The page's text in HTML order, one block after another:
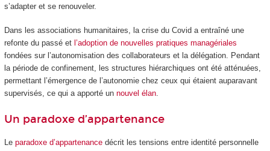
s’adapter et se renouveler.
Dans les associations humanitaires, la crise du Covid a entraîné une
refonte du passé et l’adoption de nouvelles pratiques managériales
fondées sur l’autonomisation des collaborateurs et la délégation. Pendant
la période de confinement, les structures hiérarchiques ont été atténuées,
permettant l’émergence de l’autonomie chez ceux qui étaient auparavant
supervisés, ce qui a apporté un nouvel élan.
Un paradoxe d’appartenance
Le paradoxe d’appartenancedécrit les tensions entre identité personnelle